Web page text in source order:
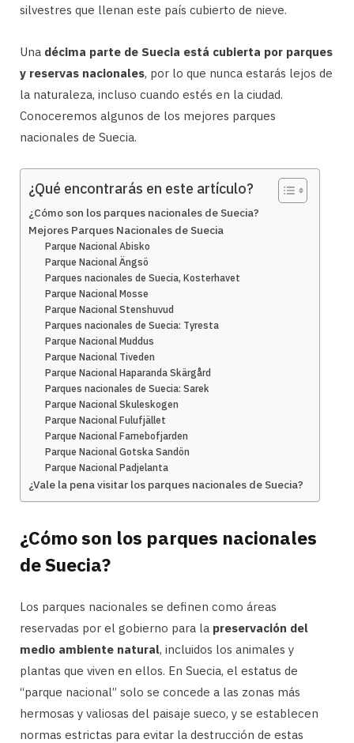
silvestres que llenan este país cubierto de nieve.
Una décima parte de Suecia está cubierta por parques
y reservas nacionales, por lo que nunca estarás lejos de
la naturaleza, incluso cuando estés en la ciudad.
Conoceremos algunos de los mejores parques
nacionales de Suecia.
¿Qué encontrarás en este artículo?
¿Cómo son los parques nacionales de Suecia?
Mejores Parques Nacionales de Suecia
Parque Nacional Abisko
Parque Nacional Ängsö
Parques nacionales de Suecia, Kosterhavet
Parque Nacional Mosse
Parque Nacional Stenshuvud
Parques nacionales de Suecia: Tyresta
Parque Nacional Muddus
Parque Nacional Tiveden
Parque Nacional Haparanda Skärgård
Parques nacionales de Suecia: Sarek
Parque Nacional Skuleskogen
Parque Nacional Fulufjället
Parque Nacional Farnebofjarden
Parque Nacional Gotska Sandön
Parque Nacional Padjelanta
¿Vale la pena visitar los parques nacionales de Suecia?
¿Cómo son los parques nacionales
de Suecia?
Los parques nacionales se definen como áreas
reservadas por el gobierno para la preservación del
medio ambiente natural, incluidos los animales y
plantas que viven en ellos. En Suecia, el estatus de
“parque nacional” solo se concede a las zonas más
hermosas y valiosas del paisaje sueco, y se establecen
normas estrictas para evitar la destrucción de estas